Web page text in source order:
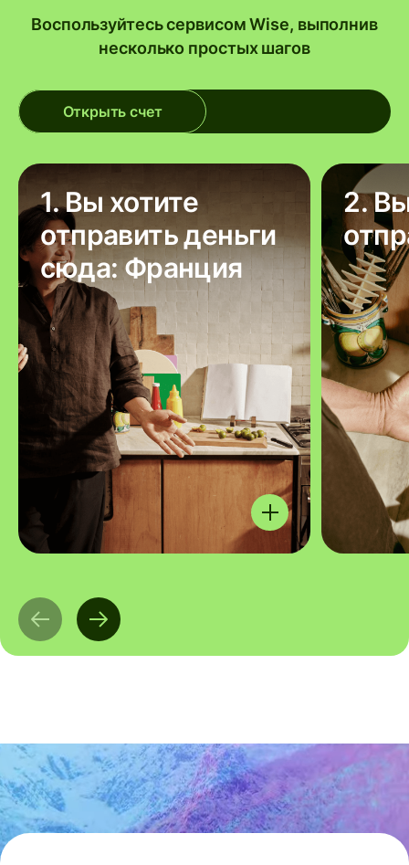
Воспользуйтесь сервисом Wise, выполнив
несколько простых шагов
Открыть счет
1. Вы хотите
отправить деньги
сюда: Франция
2.